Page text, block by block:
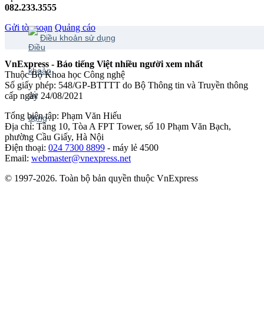
082.233.3555
Gửi tòa soạn Quảng cáo
Điều khoản sử dụng
VnExpress - Báo tiếng Việt nhiều người xem nhất
Thuộc Bộ Khoa học Công nghệ
Số giấy phép: 548/GP-BTTTT do Bộ Thông tin và Truyền thông
cấp ngày 24/08/2021
Tổng biên tập: Phạm Văn Hiếu
Địa chỉ: Tầng 10, Tòa A FPT Tower, số 10 Phạm Văn Bạch,
phường Cầu Giấy, Hà Nội
Điện thoại: 024 7300 8899 - máy lẻ 4500
Email: webmaster@vnexpress.net
© 1997-2026. Toàn bộ bản quyền thuộc VnExpress